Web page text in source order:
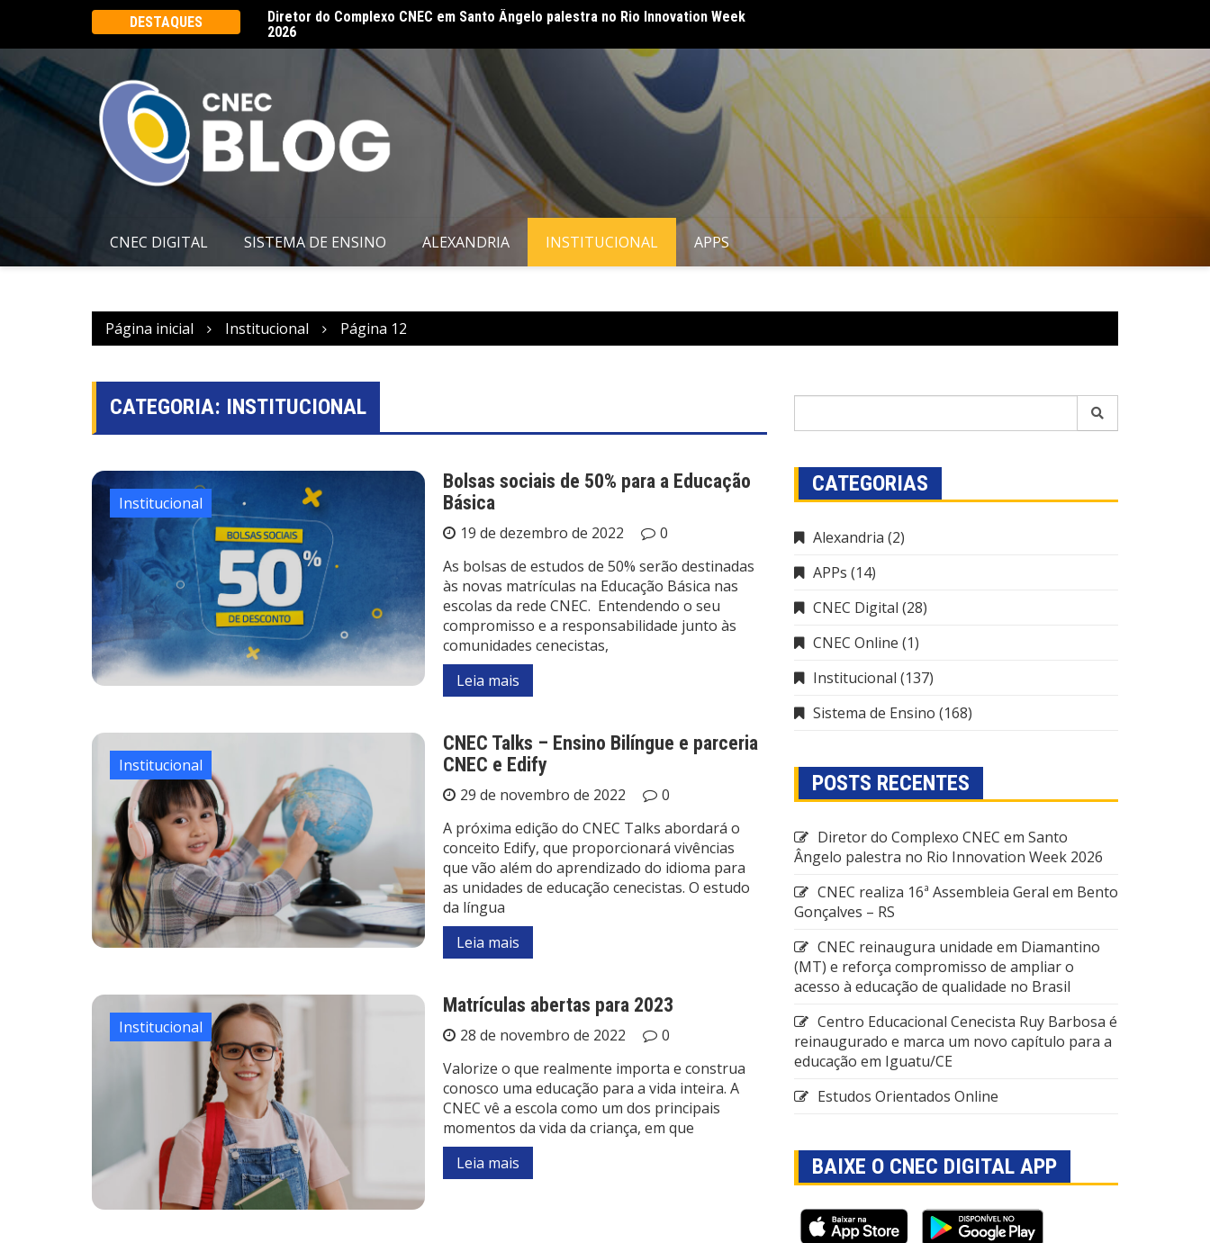
DESTAQUES
CNEC realiza 16ª Assembleia Geral em Bento Gonçalves – RS
CNEC DIGITAL SISTEMA DE ENSINO ALEXANDRIA INSTITUCIONAL APPS
Página inicial Institucional Página 12
CATEGORIA: INSTITUCIONAL
Institucional
Bolsas sociais de 50% para a Educação
Básica
19 de dezembro de 2022
0
As bolsas de estudos de 50% serão destinadas
às novas matrículas na Educação Básica nas
escolas da rede CNEC. Entendendo o seu
compromisso e a responsabilidade junto às
comunidades cenecistas,
Leia mais
Institucional
CNEC Talks – Ensino Bilíngue e parceria
CNEC e Edify
29 de novembro de 2022
0
A próxima edição do CNEC Talks abordará o
conceito Edify, que proporcionará vivências
que vão além do aprendizado do idioma para
as unidades de educação cenecistas. O estudo
da língua
Leia mais
Institucional
Matrículas abertas para 2023
28 de novembro de 2022
0
Valorize o que realmente importa e construa
conosco uma educação para a vida inteira. A
CNEC vê a escola como um dos principais
momentos da vida da criança, em que
Leia mais
CATEGORIAS
Alexandria (2)
APPs (14)
CNEC Digital (28)
CNEC Online (1)
Institucional (137)
Sistema de Ensino (168)
POSTS RECENTES
Diretor do Complexo CNEC em Santo
Ângelo palestra no Rio Innovation Week 2026
CNEC realiza 16ª Assembleia Geral em Bento
Gonçalves – RS
CNEC reinaugura unidade em Diamantino
(MT) e reforça compromisso de ampliar o
acesso à educação de qualidade no Brasil
Centro Educacional Cenecista Ruy Barbosa é
reinaugurado e marca um novo capítulo para a
educação em Iguatu/CE
Estudos Orientados Online
BAIXE O CNEC DIGITAL APP